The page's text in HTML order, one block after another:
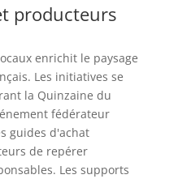
producteurs
enrichit le paysage
Les initiatives se
la Quinzaine du
fédérateur
guides d'achat
de repérer
Les supports